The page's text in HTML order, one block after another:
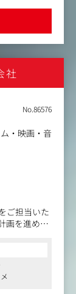
常的に取り
ていき、
点での業務
社
No.86576
・映画・音
ご担当いた
画を進め、